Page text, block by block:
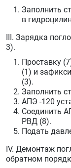
Заполнить
в
III. Зарядка
3).
Проставку
(1) и
(3).
Заполнить
АПЭ -120
Cоединить
РВД (8).
Подать
IV. Демонтаж
обратном